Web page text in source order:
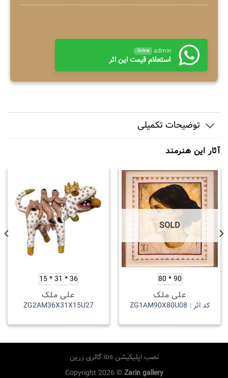
admin
Online
استعلام قیمت این اثر
توضیحات تکمیلی
آثار این هنرمند
SOLD
90 * 80
علی ملک
کد اثر : ZG1AM90X80U08
36 * 31 * 15
علی ملک
ZG2AM36X31X15U27
نصب اپلیکیشن ios گالری زرین
Copyright 2026 ©Zarin gallery